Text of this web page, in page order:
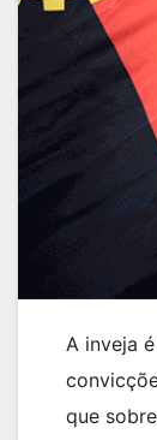
A inveja
que